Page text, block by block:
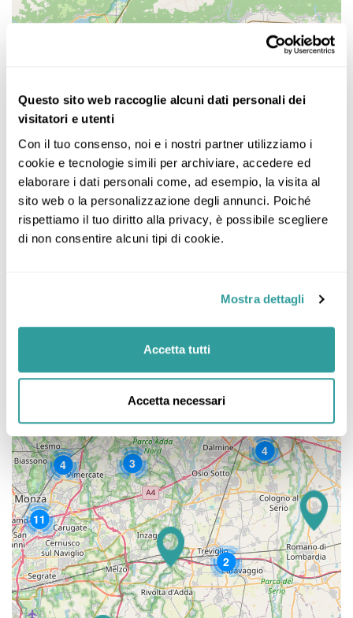
Questo sito web raccoglie alcuni dati personali dei
visitatori e utenti
Con il tuo consenso, noi e i nostri partner utilizziamo i
cookie e tecnologie simili per archiviare, accedere ed
elaborare i dati personali come, ad esempio, la visita al
sito web o la personalizzazione degli annunci. Poiché
rispettiamo il tuo diritto alla privacy, è possibile scegliere
di non consentire alcuni tipi di cookie.
Mostra dettagli
Accetta tutti
Accetta necessari
11
3
4
4
2